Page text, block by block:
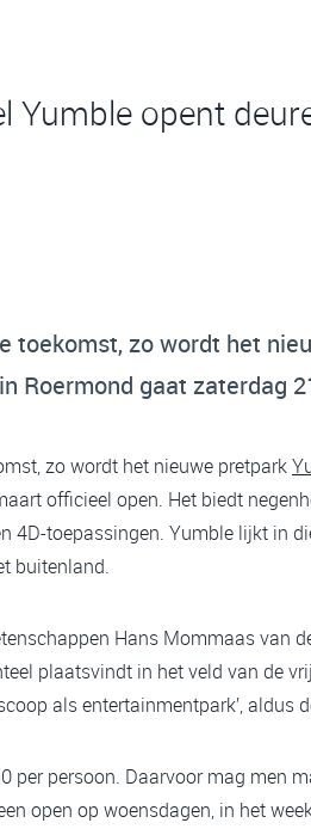
Yumble opent
toekomst, zo wordt het
Roermond gaat zaterdag
zo wordt het nieuwe pretpark
officieel open. Het biedt
4D-toepassingen. Yumble lijkt in
buitenland.
Hans Mommaas van
plaatsvindt in het veld van de
als entertainmentpark’, aldus
per persoon. Daarvoor mag men
open op woensdagen, in het